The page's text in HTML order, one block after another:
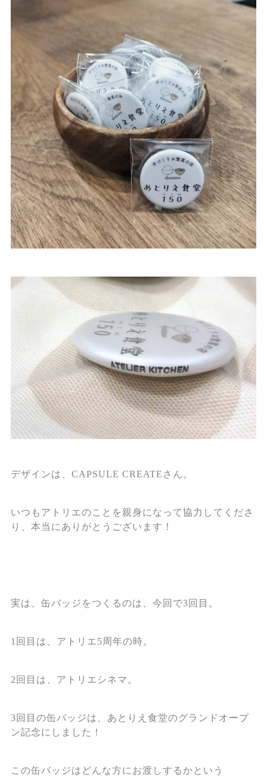
デザインは、CAPSULE CREATEさん。
いつもアトリエのことを親身になって協力してくださ
り、本当にありがとうございます！
実は、缶バッジをつくるのは、今回で3回目。
1回目は、アトリエ5周年の時。
2回目は、アトリエシネマ。
3回目の缶バッジは、あとりえ食堂のグランドオープ
ン記念にしました！
この缶バッジはどんな方にお渡しするかという